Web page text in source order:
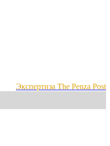
Экспертиза The Penza Post